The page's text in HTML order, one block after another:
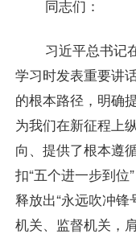
同志们：
习近平总书记
学习时发表重要讲
的根本路径，明确
为我们在新征程上
向、提供了根本遵
扣“五个进一步到位
释放出“永远吹冲
机关、监督机关，